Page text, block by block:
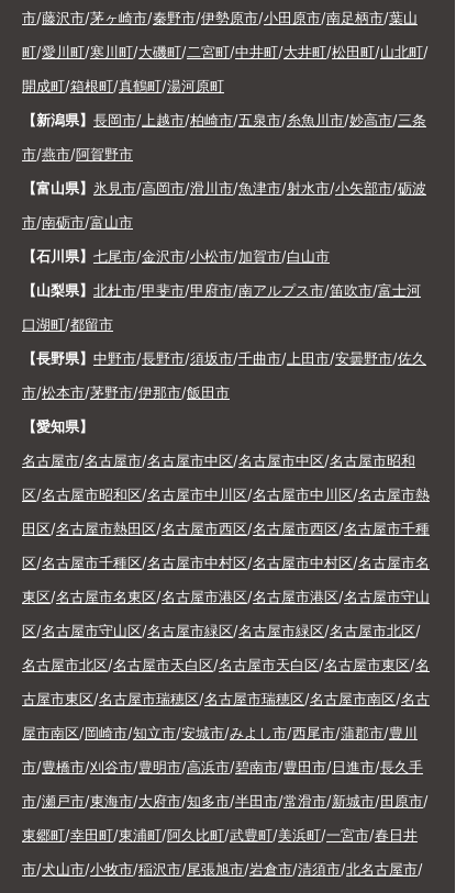
市/藤沢市/茅ヶ崎市/秦野市/伊勢原市/小田原市/南足柄市/葉山
町/愛川町/寒川町/大磯町/二宮町/中井町/大井町/松田町/山北町/
開成町/箱根町/真鶴町/湯河原町
【新潟県】 長岡市/上越市/柏崎市/五泉市/糸魚川市/妙高市/三条
市/燕市/阿賀野市
【富山県】 氷見市/高岡市/滑川市/魚津市/射水市/小矢部市/砺波
市/南砺市/富山市
【石川県】 七尾市/金沢市/小松市/加賀市/白山市
【山梨県】 北杜市/甲斐市/甲府市/南アルプス市/笛吹市/富士河
口湖町/都留市
【長野県】 中野市/長野市/須坂市/千曲市/上田市/安曇野市/佐久
市/松本市/茅野市/伊那市/飯田市
【愛知県】
名古屋市/名古屋市/名古屋市中区/名古屋市中区/名古屋市昭和
区/名古屋市昭和区/名古屋市中川区/名古屋市中川区/名古屋市熱
田区/名古屋市熱田区/名古屋市西区/名古屋市西区/名古屋市千種
区/名古屋市千種区/名古屋市中村区/名古屋市中村区/名古屋市名
東区/名古屋市名東区/名古屋市港区/名古屋市港区/名古屋市守山
区/名古屋市守山区/名古屋市緑区/名古屋市緑区/名古屋市北区/
名古屋市北区/名古屋市天白区/名古屋市天白区/名古屋市東区/名
古屋市東区/名古屋市瑞穂区/名古屋市瑞穂区/名古屋市南区/名古
屋市南区/岡崎市/知立市/安城市/みよし市/西尾市/蒲郡市/豊川
市/豊橋市/刈谷市/豊明市/高浜市/碧南市/豊田市/日進市/長久手
市/瀬戸市/東海市/大府市/知多市/半田市/常滑市/新城市/田原市/
東郷町/幸田町/東浦町/阿久比町/武豊町/美浜町/一宮市/春日井
市/犬山市/小牧市/稲沢市/尾張旭市/岩倉市/清須市/北名古屋市/